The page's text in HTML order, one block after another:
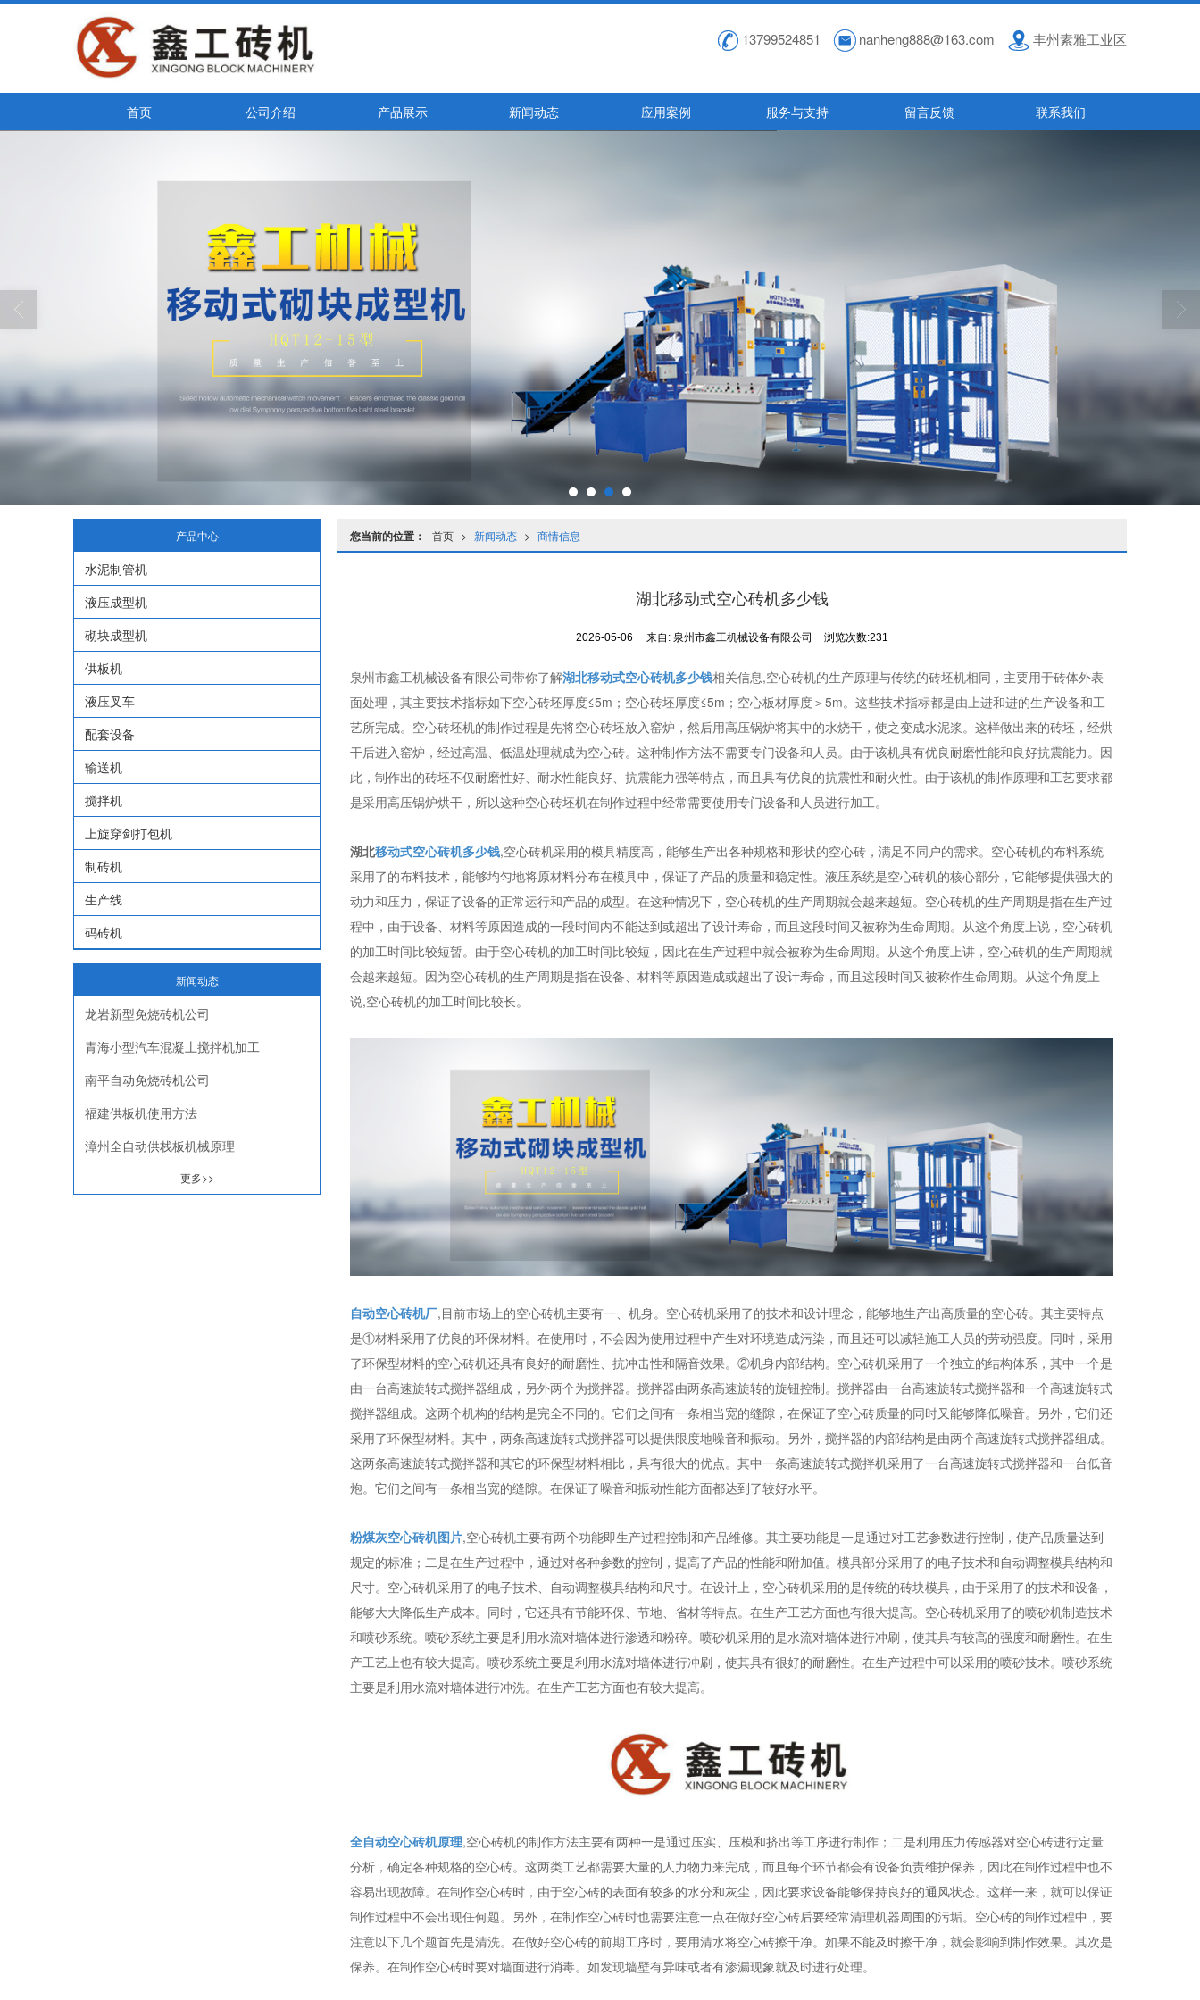
13799524851 nanheng888@163.com 丰州素雅工业区
首页 公司介绍 产品展示 新闻动态 应用案例 服务与支持 留言反馈 联系我们
您当前的位置： 首页 > 新闻动态 > 商情信息
湖北移动式空心砖机多少钱
2026-05-06 来自: 泉州市鑫工机械设备有限公司 浏览次数:231
泉州市鑫工机械设备有限公司带你了解湖北移动式空心砖机多少钱相关信息,空心砖机的生产原理与传统的砖坯机相同，主要用于砖体外表
面处理，其主要技术指标如下空心砖坯厚度≤5m；空心砖坯厚度≤5m；空心板材厚度＞5m。这些技术指标都是由上进和进的生产设备和工
艺所完成。空心砖坯机的制作过程是先将空心砖坯放入窑炉，然后用高压锅炉将其中的水烧干，使之变成水泥浆。这样做出来的砖坯，经烘
干后进入窑炉，经过高温、低温处理就成为空心砖。这种制作方法不需要专门设备和人员。由于该机具有优良耐磨性能和良好抗震能力。因
此，制作出的砖坯不仅耐磨性好、耐水性能良好、抗震能力强等特点，而且具有优良的抗震性和耐火性。由于该机的制作原理和工艺要求都
是采用高压锅炉烘干，所以这种空心砖坯机在制作过程中经常需要使用专门设备和人员进行加工。
湖北移动式空心砖机多少钱,空心砖机采用的模具精度高，能够生产出各种规格和形状的空心砖，满足不同户的需求。空心砖机的布料系统
采用了的布料技术，能够均匀地将原材料分布在模具中，保证了产品的质量和稳定性。液压系统是空心砖机的核心部分，它能够提供强大的
动力和压力，保证了设备的正常运行和产品的成型。在这种情况下，空心砖机的生产周期就会越来越短。空心砖机的生产周期是指在生产过
程中，由于设备、材料等原因造成的一段时间内不能达到或超出了设计寿命，而且这段时间又被称为生命周期。从这个角度上说，空心砖机
的加工时间比较短暂。由于空心砖机的加工时间比较短，因此在生产过程中就会被称为生命周期。从这个角度上讲，空心砖机的生产周期就
会越来越短。因为空心砖机的生产周期是指在设备、材料等原因造成或超出了设计寿命，而且这段时间又被称作生命周期。从这个角度上
说,空心砖机的加工时间比较长。
自动空心砖机厂,目前市场上的空心砖机主要有一、机身。空心砖机采用了的技术和设计理念，能够地生产出高质量的空心砖。其主要特点
是①材料采用了优良的环保材料。在使用时，不会因为使用过程中产生对环境造成污染，而且还可以减轻施工人员的劳动强度。同时，采用
了环保型材料的空心砖机还具有良好的耐磨性、抗冲击性和隔音效果。②机身内部结构。空心砖机采用了一个独立的结构体系，其中一个是
由一台高速旋转式搅拌器组成，另外两个为搅拌器。搅拌器由两条高速旋转的旋钮控制。搅拌器由一台高速旋转式搅拌器和一个高速旋转式
搅拌器组成。这两个机构的结构是完全不同的。它们之间有一条相当宽的缝隙，在保证了空心砖质量的同时又能够降低噪音。另外，它们还
采用了环保型材料。其中，两条高速旋转式搅拌器可以提供限度地噪音和振动。另外，搅拌器的内部结构是由两个高速旋转式搅拌器组成。
这两条高速旋转式搅拌器和其它的环保型材料相比，具有很大的优点。其中一条高速旋转式搅拌机采用了一台高速旋转式搅拌器和一台低音
炮。它们之间有一条相当宽的缝隙。在保证了噪音和振动性能方面都达到了较好水平。
粉煤灰空心砖机图片,空心砖机主要有两个功能即生产过程控制和产品维修。其主要功能是一是通过对工艺参数进行控制，使产品质量达到
规定的标准；二是在生产过程中，通过对各种参数的控制，提高了产品的性能和附加值。模具部分采用了的电子技术和自动调整模具结构和
尺寸。空心砖机采用了的电子技术、自动调整模具结构和尺寸。在设计上，空心砖机采用的是传统的砖块模具，由于采用了的技术和设备，
能够大大降低生产成本。同时，它还具有节能环保、节地、省材等特点。在生产工艺方面也有很大提高。空心砖机采用了的喷砂机制造技术
和喷砂系统。喷砂系统主要是利用水流对墙体进行渗透和粉碎。喷砂机采用的是水流对墙体进行冲刷，使其具有较高的强度和耐磨性。在生
产工艺上也有较大提高。喷砂系统主要是利用水流对墙体进行冲刷，使其具有很好的耐磨性。在生产过程中可以采用的喷砂技术。喷砂系统
主要是利用水流对墙体进行冲洗。在生产工艺方面也有较大提高。
全自动空心砖机原理,空心砖机的制作方法主要有两种一是通过压实、压模和挤出等工序进行制作；二是利用压力传感器对空心砖进行定量
分析，确定各种规格的空心砖。这两类工艺都需要大量的人力物力来完成，而且每个环节都会有设备负责维护保养，因此在制作过程中也不
容易出现故障。在制作空心砖时，由于空心砖的表面有较多的水分和灰尘，因此要求设备能够保持良好的通风状态。这样一来，就可以保证
制作过程中不会出现任何题。另外，在制作空心砖时也需要注意一点在做好空心砖后要经常清理机器周围的污垢。空心砖的制作过程中，要
注意以下几个题首先是清洗。在做好空心砖的前期工序时，要用清水将空心砖擦干净。如果不能及时擦干净，就会影响到制作效果。其次是
保养。在制作空心砖时要对墙面进行消毒。如发现墙壁有异味或者有渗漏现象就及时进行处理。
产品中心
水泥制管机
液压成型机
砌块成型机
供板机
液压叉车
配套设备
输送机
搅拌机
上旋穿剑打包机
制砖机
生产线
码砖机
新闻动态
龙岩新型免烧砖机公司
青海小型汽车混凝土搅拌机加工
南平自动免烧砖机公司
福建供板机使用方法
漳州全自动供栈板机械原理
更多>>